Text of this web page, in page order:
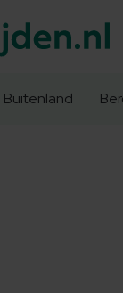
Buitenland